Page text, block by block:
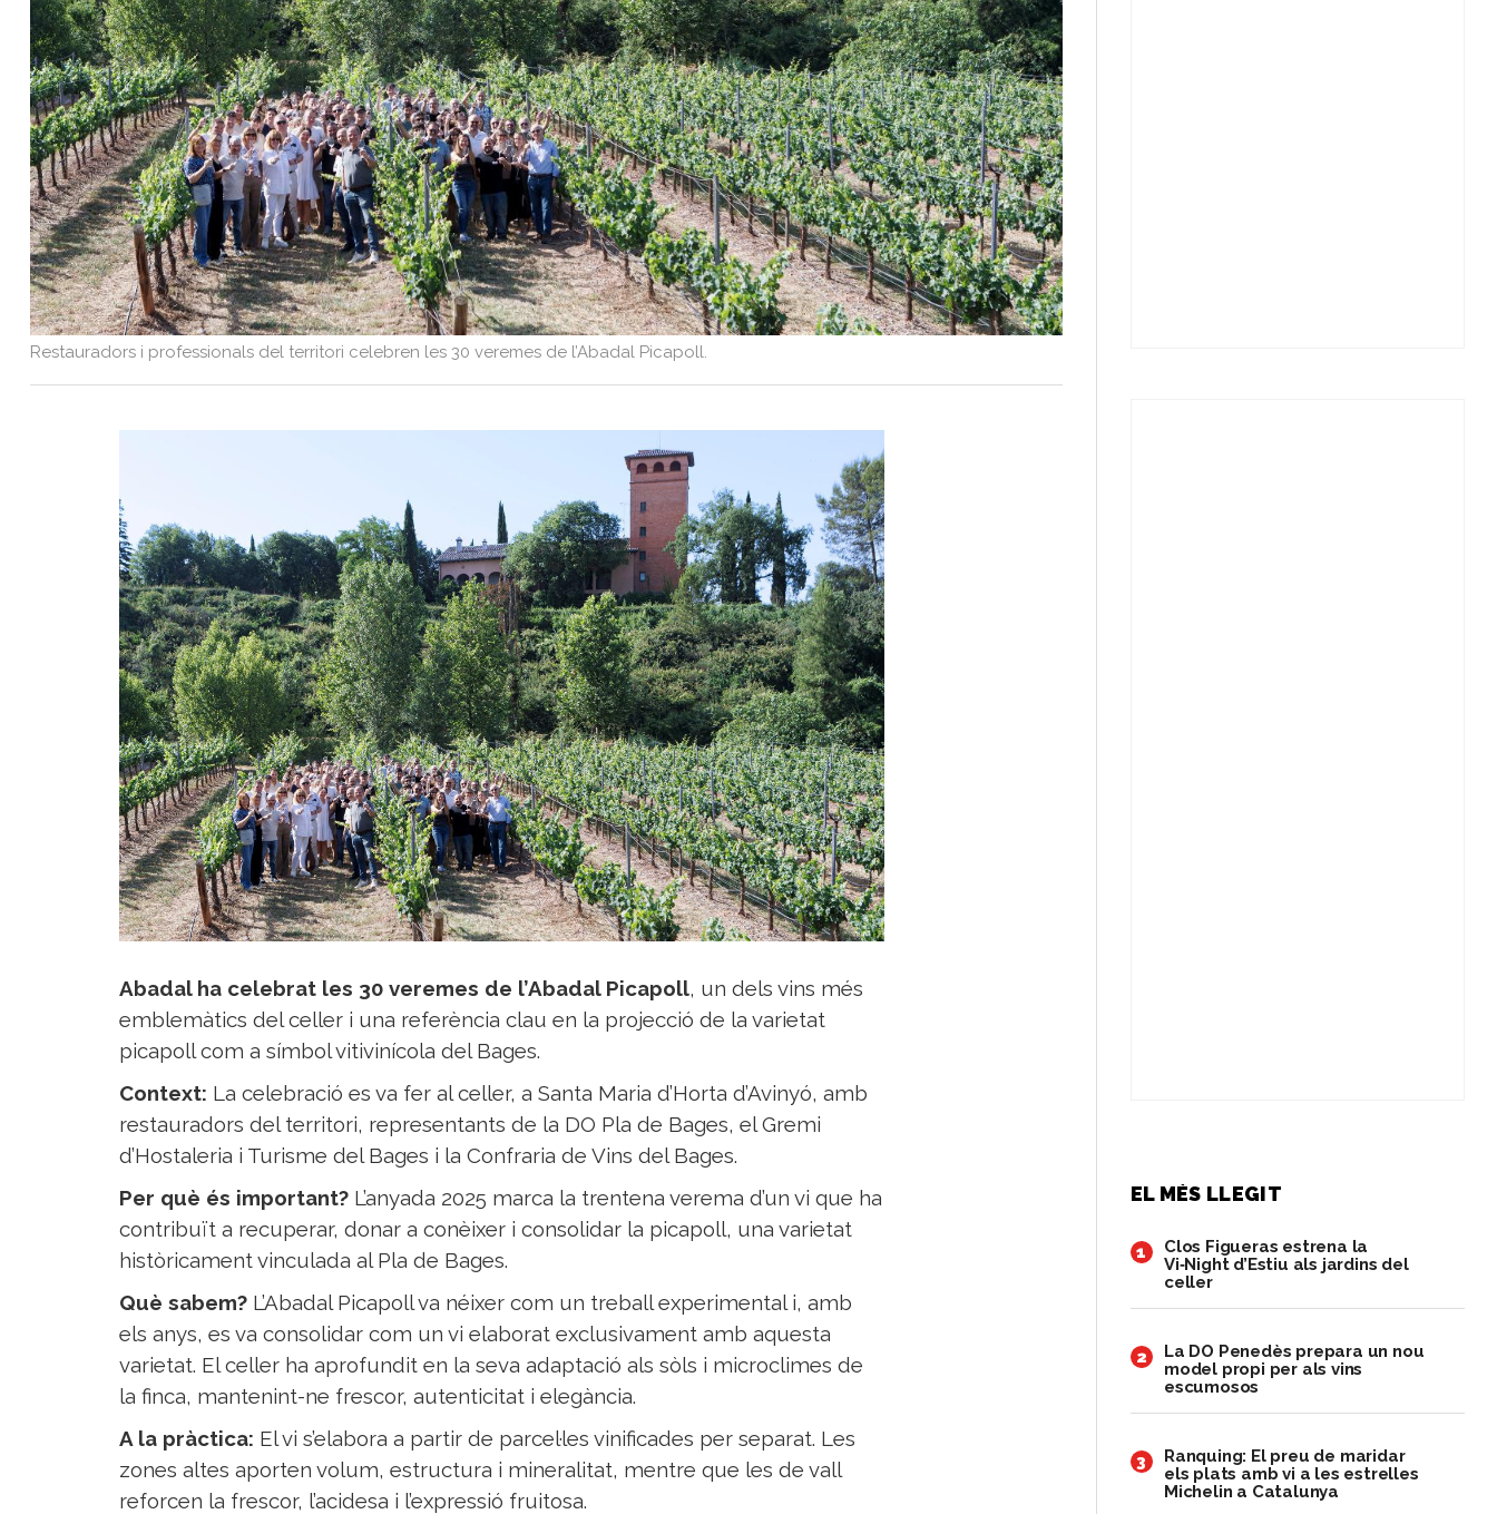
Sorteigs
Restauradors i professionals del territori celebren les 30 veremes de l’Abadal Picapoll.
Abadal ha celebrat les 30 veremes de l’Abadal Picapoll, un dels vins més
emblemàtics del celler i una referència clau en la projecció de la varietat
picapoll com a símbol vitivinícola del Bages.
Context: La celebració es va fer al celler, a Santa Maria d’Horta d’Avinyó, amb
restauradors del territori, representants de la DO Pla de Bages, el Gremi
d’Hostaleria i Turisme del Bages i la Confraria de Vins del Bages.
Per què és important?L’anyada 2025 marca la trentena verema d’un vi que ha
contribuït a recuperar, donar a conèixer i consolidar la picapoll, una varietat
històricament vinculada al Pla de Bages.
Què sabem?L’Abadal Picapoll va néixer com un treball experimental i, amb
els anys, es va consolidar com un vi elaborat exclusivament amb aquesta
varietat. El celler ha aprofundit en la seva adaptació als sòls i microclimes de
la finca, mantenint-ne frescor, autenticitat i elegància.
A la pràctica: El vi s’elabora a partir de parcel·les vinificades per separat. Les
zones altes aporten volum, estructura i mineralitat, mentre que les de vall
reforcen la frescor, l’acidesa i l’expressió fruitosa.
EL MÉS LLEGIT
1
Clos Figueras estrena la
Vi‑Night d’Estiu als jardins del
celler
2
​La DO Penedès prepara un nou
model propi per als vins
escumosos
3
Ranquing: El preu de maridar
els plats amb vi a les estrelles
Michelin a Catalunya